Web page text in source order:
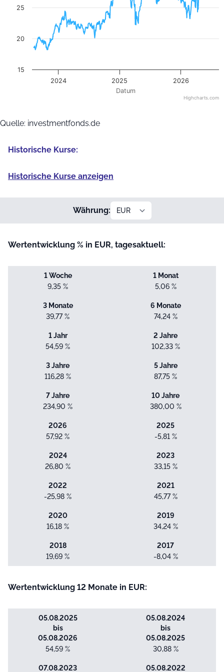
Datum
2024 2025 2026
15
20
25
Highcharts.com
Quelle: investmentfonds.de
Historische Kurse:
Historische Kurse anzeigen
Währung:
Wertentwicklung % in EUR, tagesaktuell:
1 Woche
9,35 %
1 Monat
5,06 %
3 Monate
39,77 %
6 Monate
74,24 %
1 Jahr
54,59 %
2 Jahre
102,33 %
3 Jahre
116,28 %
5 Jahre
87,75 %
7 Jahre
234,90 %
10 Jahre
380,00 %
2026
57,92 %
2025
-5,81 %
2024
26,80 %
2023
33,15 %
2022
-25,98 %
2021
45,77 %
2020
16,18 %
2019
34,24 %
2018
19,69 %
2017
-8,04 %
Wertentwicklung 12 Monate in EUR:
05.08.2025
bis
05.08.2026
54,59 %
05.08.2024
bis
05.08.2025
30,88 %
07.08.2023 05.08.2022